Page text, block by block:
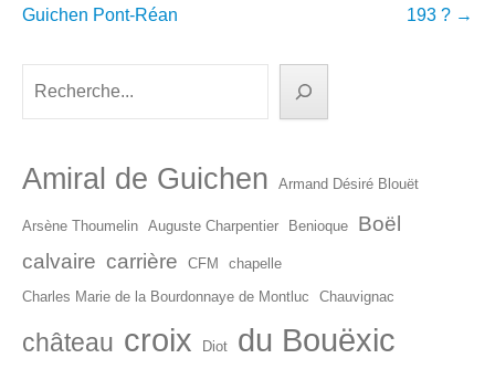
dans
Guichen Pont-Réan
193 ? →
Amiral de Guichen Armand Désiré Blouët
Arsène Thoumelin Auguste Charpentier Benioque
Boël
calvaire carrière CFM
chapelle
Charles Marie de la Bourdonnaye de Montluc
Chauvignac
château croix Diot du Bouëxic